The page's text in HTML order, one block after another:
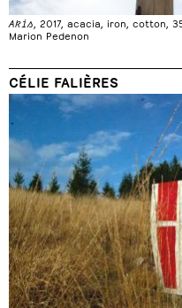
Akis, 2017, acacia, iron, cotton,
Marion Pedenon
CÉLIE FALIÈRES